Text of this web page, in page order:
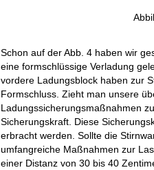
Schon auf der Abb. 4 haben wir
eine formschlüssige Verladung
vordere Ladungsblock haben zur
Formschluss. Zieht man unsere
Ladungssicherungsmaßnahmen
Sicherungskraft. Diese
erbracht werden. Sollte die
umfangreiche Maßnahmen zur
einer Distanz von 30 bis 40